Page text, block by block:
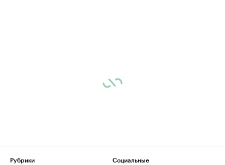
Рубрики
Социальные